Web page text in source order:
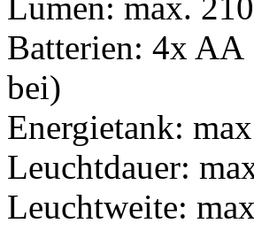
Batterien: 4x AA
bei)
Energietank:
Leuchtdauer:
Leuchtweite: